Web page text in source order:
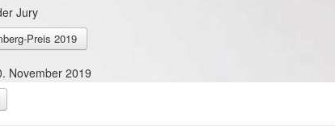
Jury
Preis 2019
November 2019